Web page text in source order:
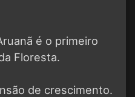
é o primeiro
Floresta.
de crescimento.